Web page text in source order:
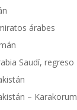
árabes
Saudí, regreso
– Karakorum